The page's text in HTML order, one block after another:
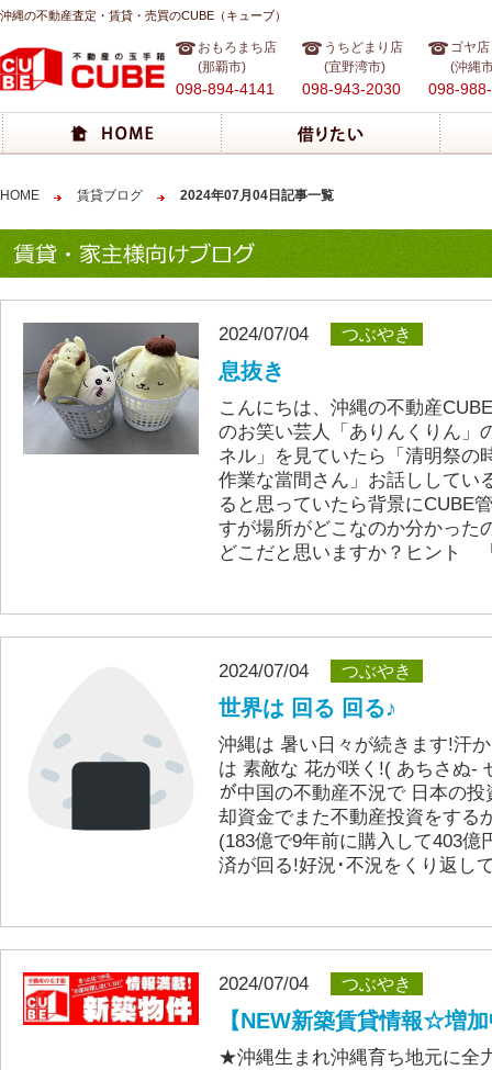
沖縄の不動産査定・賃貸・売買のCUBE（キューブ）
おもろまち店
(那覇市)
098-894-4141
うちどまり店
(宜野湾市)
098-943-2030
ゴヤ店
(沖縄
098-
HOME 賃貸ブログ 2024年07月04日記事一覧
2024/07/04 つぶやき
息抜き
こんにちは、沖縄の不動産
のお笑い芸人「ありんくりん」
ネル」を見ていたら「清明祭の
作業な當間さん」お話しして
ると思っていたら背景にCUBE
すが場所がどこなのか分かった
どこだと思いますか？ヒント
2024/07/04 つぶやき
世界は 回る 回る♪
沖縄は 暑い日々が続きます!汗
は 素敵な 花が咲く!( あちさぬ-
が中国の不動産不況で 日本の
却資金でまた不動産投資をする
(183億で9年前に購入して403
済が回る!好況･不況をくり返
2024/07/04 つぶやき
【NEW新築賃貸情報☆増
★沖縄生まれ沖縄育ち地元に全